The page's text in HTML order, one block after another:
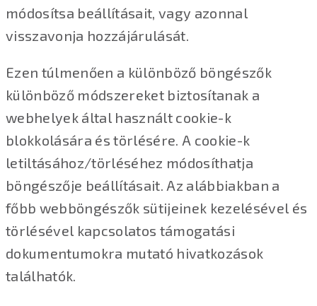
módosítsa beállításait, vagy azonnal
visszavonja hozzájárulását.
Ezen túlmenően a különböző böngészők
különböző módszereket biztosítanak a
webhelyek által használt cookie-k
blokkolására és törlésére. A cookie-k
letiltásához/törléséhez módosíthatja
böngészője beállításait. Az alábbiakban a
főbb webböngészők sütijeinek kezelésével és
törlésével kapcsolatos támogatási
dokumentumokra mutató hivatkozások
találhatók.